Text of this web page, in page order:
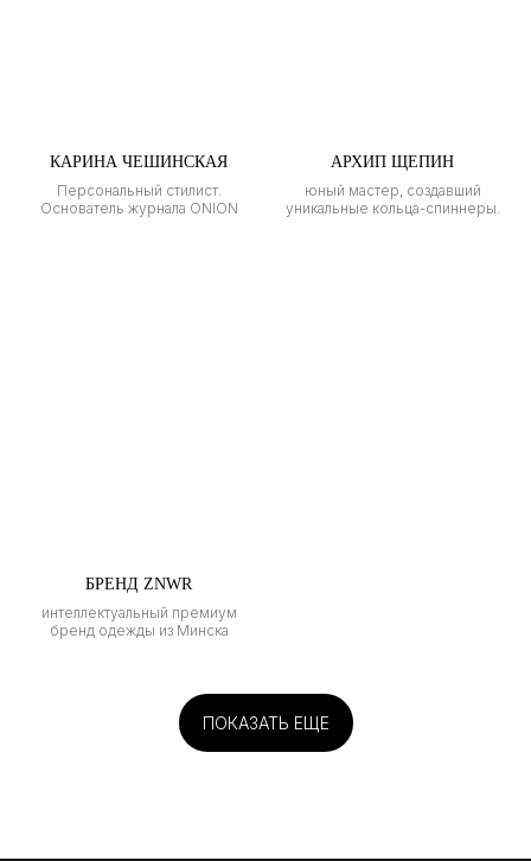
КАРИНА ЧЕШИНСКАЯ
Персональный стилист.
Основатель журнала ONION
АРХИП ЩЕПИН
юный мастер, создавший
уникальные кольца-спиннеры.
БРЕНД ZNWR
интеллектуальный премиум
бренд одежды из Минска
ПОКАЗАТЬ ЕЩЕ